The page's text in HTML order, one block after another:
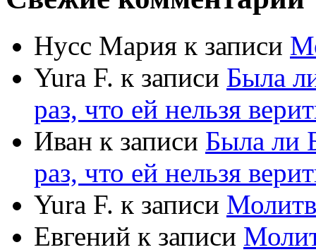
Нусс Мария к записи
Yura F. к записи Была
раз, что ей нельзя
Иван к записи Была ли
раз, что ей нельзя
Yura F. к записи
Евгений к записи